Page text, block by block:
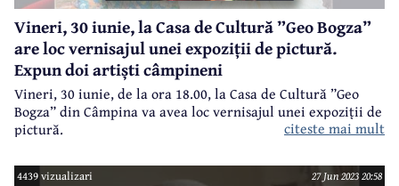
Vineri, 30 iunie, la Casa de Cultură ”Geo Bogza”
are loc vernisajul unei expoziții de pictură.
Expun doi artiști câmpineni
Vineri, 30 iunie, de la ora 18.00, la Casa de Cultură ”Geo
Bogza” din Câmpina va avea loc vernisajul unei expoziții de
pictură.
citeste mai mult
4439 vizualizari 27 Jun 2023 20:58